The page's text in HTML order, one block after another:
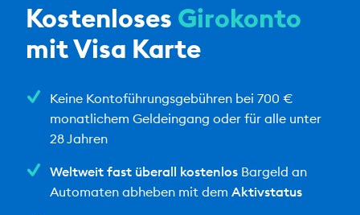
Kostenloses Girokonto
mit Visa Karte
Keine Kontoführungsgebühren bei 700 €
monatlichem Geldeingang oder für alle unter
28 Jahren
Weltweit fast überall kostenlosBargeld an
Automaten abheben mit dem Aktivstatus